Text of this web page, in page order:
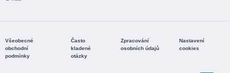
Všeobecné
obchodní
podmínky
Často
kladené
otázky
Zpracování
osobních údajů
Nastavení
cookies